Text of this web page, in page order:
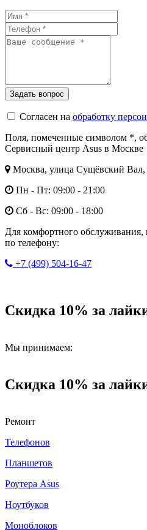
Согласен на обработку
Поля, помеченные символом *,
Сервисный центр Asus в Москве
Москва, улица Сущёвский Вал,
Пн - Пт: 09:00 - 21:00
Сб - Вс: 09:00 - 18:00
Для комфортного обслуживания,
по телефону:
+7 (499) 504-16-47
Скидка 10% за
Мы принимаем:
Скидка 10% за
Ремонт
Телефонов
Планшетов
Роутера Asus
Ноутбуков
Моноблоков